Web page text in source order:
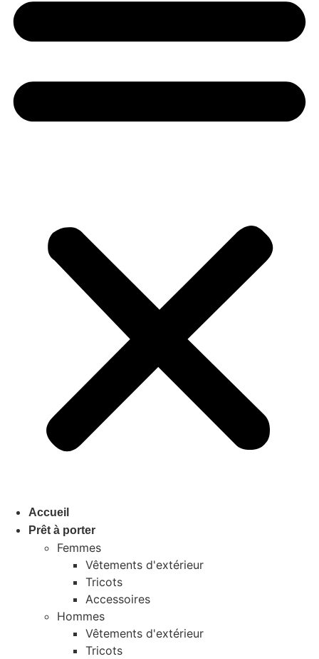
Accueil
Prêt à porter
Femmes
Vêtements d'extérieur
Tricots
Accessoires
Hommes
Vêtements d'extérieur
Tricots